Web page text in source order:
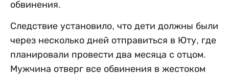
обвинения.
Следствие установило, что дети должны были
через несколько дней отправиться в Юту, где
планировали провести два месяца с отцом.
Мужчина отверг все обвинения в жестоком